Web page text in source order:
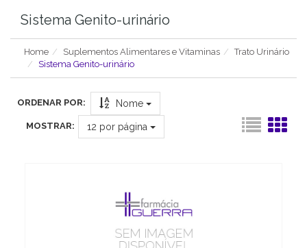
Sistema Genito-urinário
Home Suplementos Alimentares e Vitaminas
Trato Urinário
Sistema Genito-urinário
ORDENAR POR: Nome
MOSTRAR: 12 por página